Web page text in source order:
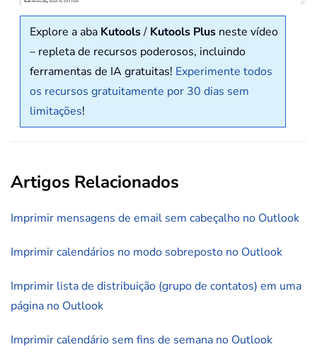
Explore a aba Kutools/ Kutools Plus neste vídeo
– repleta de recursos poderosos, incluindo
ferramentas de IA gratuitas! Experimente todos
os recursos gratuitamente por 30 dias sem
limitações!
Artigos Relacionados
Imprimir mensagens de email sem cabeçalho no Outlook
Imprimir calendários no modo sobreposto no Outlook
Imprimir lista de distribuição (grupo de contatos) em uma
página no Outlook
Imprimir calendário sem fins de semana no Outlook